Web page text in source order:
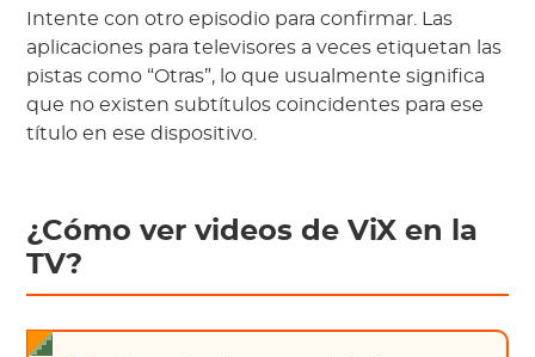
Intente con otro episodio para confirmar. Las
aplicaciones para televisores a veces etiquetan las
pistas como “Otras”, lo que usualmente significa
que no existen subtítulos coincidentes para ese
título en ese dispositivo.
¿Cómo ver videos de ViX en la
TV?